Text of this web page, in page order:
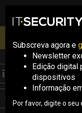
THREATS
Subscreva agora e
Newsletter
Edição digital
dispositivos
Informação
Por favor, digite o